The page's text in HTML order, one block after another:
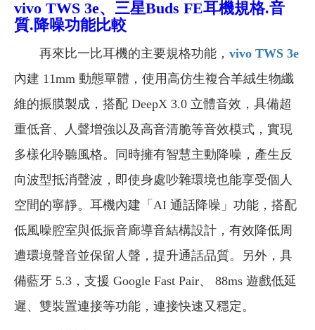
vivo TWS 3e、三星Buds FE耳機規格.音
質.降噪功能比較
再來比一比耳機的主要規格功能， vivo TWS 3e
內建 11mm 動態單體，使用高仿生複合羊絨生物纖
維的振膜製成，搭配 DeepX 3.0 立體音效，具備超
重低音、人聲增強以及高音清脆等音效模式，實現
多樣化聆聽風格。同時擁有智慧主動降噪，產生反
向波型抵消聲波，即使身處吵雜環境也能享受個人
空間的寧靜。耳機內建「AI 通話降噪」功能，搭配
低風噪腔室與低振音廊導音結構設計，有效降低周
遭環境聲音並保留人聲，提升通話品質。另外，具
備藍牙 5.3，支援 Google Fast Pair、 88ms 遊戲低延
遲、雙裝置連接等功能，連接快速又穩定。